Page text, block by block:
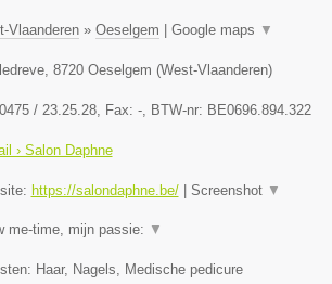
Vlaanderen» Oeselgem Google maps ▼
, 8720 Oeselgem (West-Vlaanderen)
0475 / 23.25.28, Fax: -, BTW-nr: BE0696.894.322
› Salon Daphne
https://salondaphne.be/| Screenshot ▼
me-time, mijn passie: ▼
Haar, Nagels, Medische pedicure